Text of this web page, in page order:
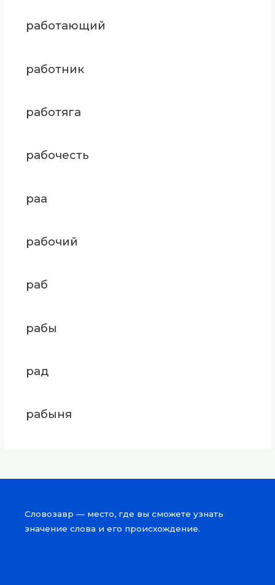
работающий
работник
работяга
рабочесть
раа
рабочий
раб
рабы
рад
рабыня
Словозавр — место, где вы сможете узнать
значение слова и его происхождение.